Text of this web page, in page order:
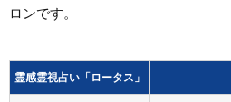
ロンです。
霊感霊視占い「ロータス」